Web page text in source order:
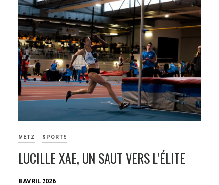
METZ SPORTS
LUCILLE XAE, UN SAUT VERS L’ÉLITE
8 AVRIL 2026